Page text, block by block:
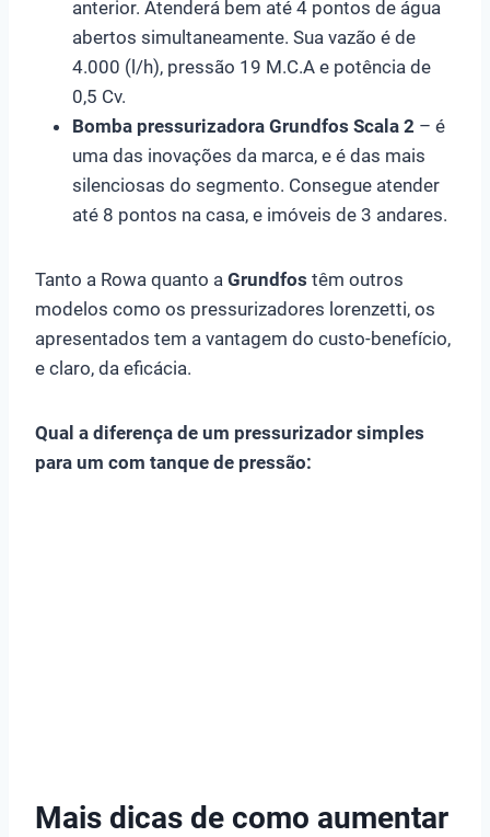
anterior. Atenderá bem até 4 pontos de água
abertos simultaneamente. Sua vazão é de
4.000 (l/h), pressão 19 M.C.A e potência de
0,5 Cv.
Bomba pressurizadora Grundfos Scala 2 – é
uma das inovações da marca, e é das mais
silenciosas do segmento. Consegue atender
até 8 pontos na casa, e imóveis de 3 andares.
Tanto a Rowa quanto a Grundfos têm outros
modelos como os pressurizadores lorenzetti, os
apresentados tem a vantagem do custo-benefício,
e claro, da eficácia.
Qual a diferença de um pressurizador simples
para um com tanque de pressão:
Mais dicas de como aumentar